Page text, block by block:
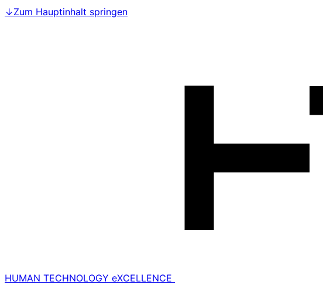
↓Zum Hauptinhalt springen
HUMAN TECHNOLOGY eXCELLENCE